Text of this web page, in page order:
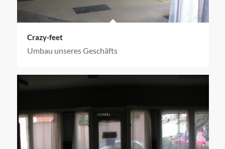
Crazy-feet
Umbau unseres Geschäfts